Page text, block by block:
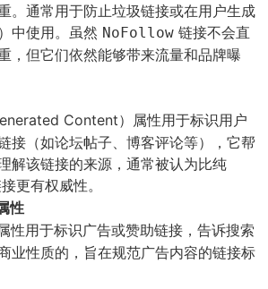
。通常用于防止垃圾链接或在用户生成
中使用。虽然 NoFollow 链接不会直
，但它们依然能够带来流量和品牌曝
Content）属性用于标识用户
接（如论坛帖子、博客评论等），它帮
解该链接的来源，通常被认为比纯
更有权威性。
性
性用于标识广告或赞助链接，告诉搜索
业性质的，旨在规范广告内容的链接标